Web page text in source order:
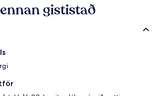
gististað